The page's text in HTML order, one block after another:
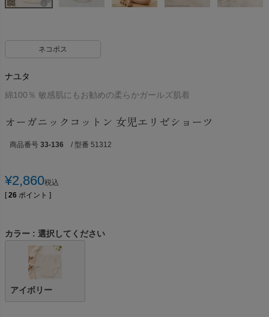
ネコポス
ナユタ
綿100％ 敏感肌にもお勧めの柔らかガールズ肌着
オーガニックコットン 女児エリゼショーツ
商品番号 33-136 / 型番 51312
¥2,860税込
[ 26 ポイント ]
カラー 選択してください
アイボリー